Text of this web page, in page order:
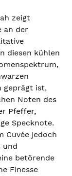
zeigt
an der
diesen kühlen
geprägt ist,
Noten des
Pfeffer,
Specknote.
Cuvée jedoch
und
betörende
Finesse